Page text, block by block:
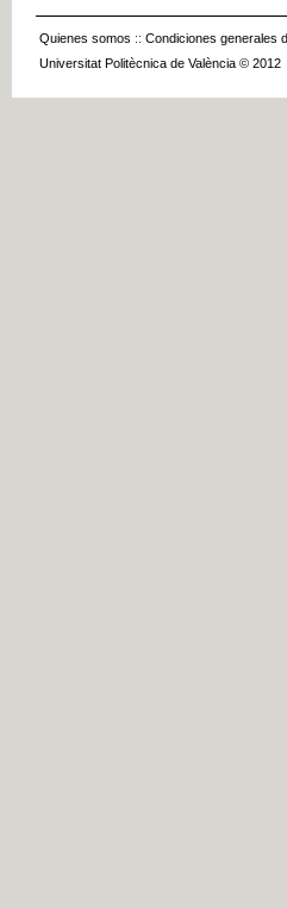
Quienes somos :: Condiciones generales
Universitat Politècnica de València © 2012